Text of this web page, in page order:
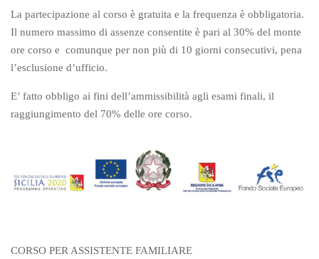
La partecipazione al corso è gratuita e la frequenza è obbligatoria.
Il numero massimo di assenze consentite è pari al 30% del monte
ore corso e comunque per non più di 10 giorni consecutivi, pena
l’esclusione d’ufficio.
E’ fatto obbligo ai fini dell’ammissibilità agli esami finali, il
raggiungimento del 70% delle ore corso.
CORSO PER ASSISTENTE FAMILIARE